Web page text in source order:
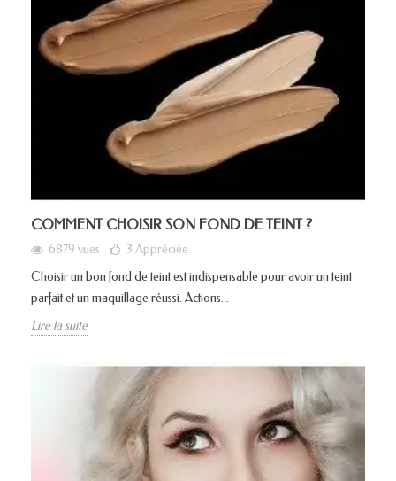
COMMENT CHOISIR SON FOND DE TEINT ?
6879 vues 3 Appréciée
Choisir un bon fond de teint est indispensable pour avoir un teint
parfait et un maquillage réussi. Actions...
Lire la suite